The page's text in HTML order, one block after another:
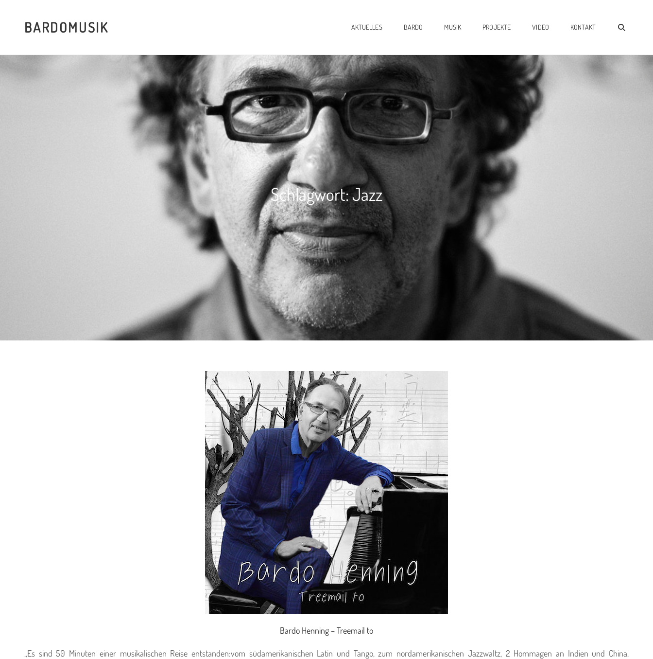
BARDOMUSIK AKTUELLES BARDO MUSIK PROJEKTE VIDEO KONTAKT
Schlagwort:Jazz
Bardo Henning – Treemail to
„Es sind 50 Minuten einer musikalischen Reise entstanden:vom südamerikanischen Latin und Tango, zum nordamerikanischen Jazzwaltz, 2 Hommagen an Indien und China,